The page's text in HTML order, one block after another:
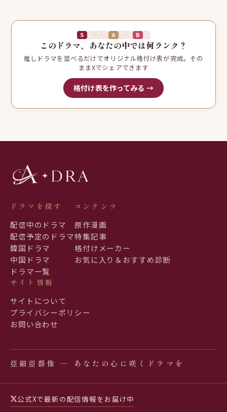
S A B
このドラマ、あなたの中では何ランク？
推しドラマを並べるだけでオリジナル格付け表が完成。その
ままXでシェアできます
格付け表を作ってみる →
ドラマを探す
配信中のドラマ
配信予定のドラマ
韓国ドラマ
中国ドラマ
ドラマ一覧
コンテンツ
原作漫画
特集記事
格付けメーカー
お気に入り＆おすすめ診断
サイト情報
サイトについて
プライバシーポリシー
お問い合わせ
亞細亞群像 ─ あなたの心に咲くドラマを
公式Xで最新の配信情報をお届け中